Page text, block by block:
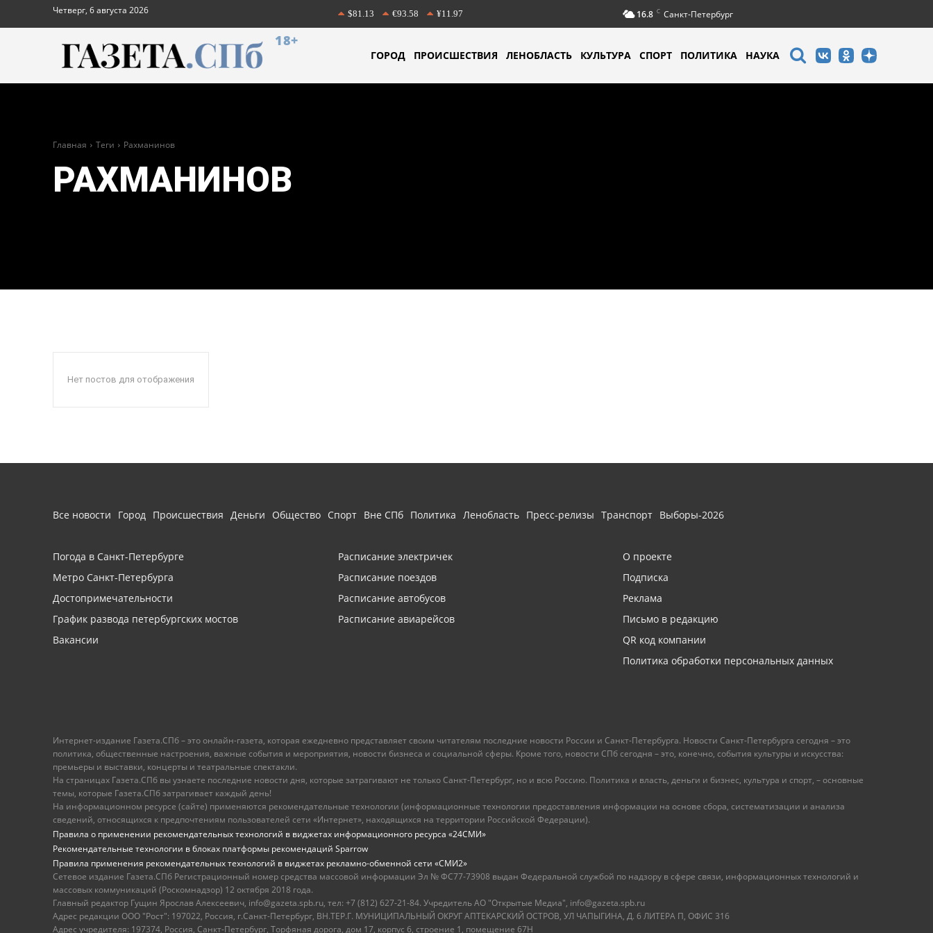
Четверг, 6 августа 2026 $81.13 €93.58 ¥11.97 16.8 C Санкт-Петербург
18+
ГОРОД ПРОИСШЕСТВИЯ ЛЕНОБЛАСТЬ КУЛЬТУРА СПОРТ ПОЛИТИКА НАУКА
Главная Теги Рахманинов
РАХМАНИНОВ
Нет постов для отображения
Все новости Город Происшествия Деньги Общество Спорт Вне СПб Политика Ленобласть Пресс-релизы Транспорт Выборы-2026
Погода в Санкт-Петербурге
Метро Санкт-Петербурга
Достопримечательности
График развода петербургских мостов
Вакансии
Расписание электричек
Расписание поездов
Расписание автобусов
Расписание авиарейсов
О проекте
Подписка
Реклама
Письмо в редакцию
QR код компании
Политика обработки персональных данных
Интернет-издание Газета.СПб – это онлайн-газета, которая ежедневно представляет своим читателям последние новости России и Санкт-Петербурга. Новости Санкт-Петербурга сегодня – это
политика, общественные настроения, важные события и мероприятия, новости бизнеса и социальной сферы. Кроме того, новости СПб сегодня – это, конечно, события культуры и искусства:
премьеры и выставки, концерты и театральные спектакли.
На страницах Газета.СПб вы узнаете последние новости дня, которые затрагивают не только Санкт-Петербург, но и всю Россию. Политика и власть, деньги и бизнес, культура и спорт, – основные
темы, которые Газета.СПб затрагивает каждый день!
На информационном ресурсе (сайте) применяются рекомендательные технологии (информационные технологии предоставления информации на основе сбора, систематизации и анализа
сведений, относящихся к предпочтениям пользователей сети «Интернет», находящихся на территории Российской Федерации).
Правила о применении рекомендательных технологий в виджетах информационного ресурса «24СМИ»
Рекомендательные технологии в блоках платформы рекомендаций Sparrow
Правила применения рекомендательных технологий в виджетах рекламно-обменной сети «СМИ2»
Сетевое издание Газета.СПб Регистрационный номер средства массовой информации Эл № ФС77-73908 выдан Федеральной службой по надзору в сфере связи, информационных технологий и
массовых коммуникаций (Роскомнадзор) 12 октября 2018 года.
Главный редактор Гущин Ярослав Алексеевич, info@gazeta.spb.ru, тел: +7 (812) 627-21-84. Учредитель АО "Открытые Медиа", info@gazeta.spb.ru
Адрес редакции ООО "Рост": 197022, Россия, г.Санкт-Петербург, ВН.ТЕР.Г. МУНИЦИПАЛЬНЫЙ ОКРУГ АПТЕКАРСКИЙ ОСТРОВ, УЛ ЧАПЫГИНА, Д. 6 ЛИТЕРА П, ОФИС 316
Адрес учредителя: 197374, Россия, Санкт-Петербург, Торфяная дорога, дом 17, корпус 6, строение 1, помещение 67Н